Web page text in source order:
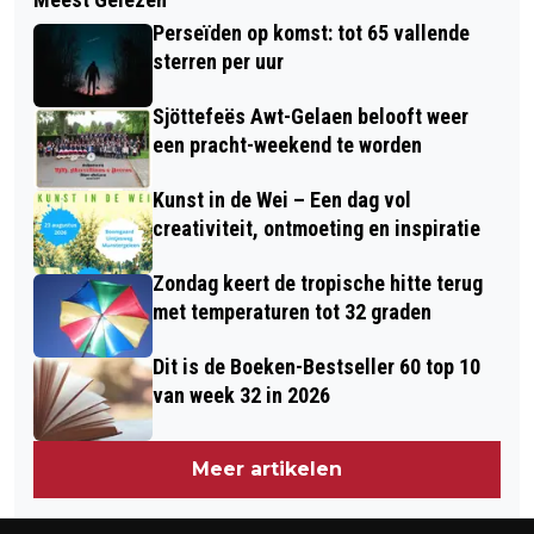
MONUMENTEN
PREDICAAT KONINKLIJK VOOR 100-
JARIG VELDEKE LIMBURG
Perseïden op komst: tot 65 vallende
sterren per uur
Sjöttefeës Awt-Gelaen belooft weer
een pracht-weekend te worden
Kunst in de Wei – Een dag vol
creativiteit, ontmoeting en inspiratie
Zondag keert de tropische hitte terug
met temperaturen tot 32 graden
Dit is de Boeken-Bestseller 60 top 10
van week 32 in 2026
Meer artikelen